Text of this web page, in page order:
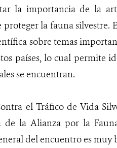
la importancia de la
la fauna silvestre.
sobre temas
países, lo cual permite
se encuentran.
el Tráfico de Vida
la Alianza por la
del encuentro es muy